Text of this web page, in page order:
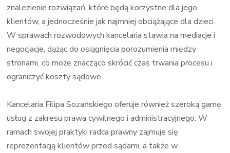
znalezienie rozwiązań, które będą korzystne dla jego
klientów, a jednocześnie jak najmniej obciążające dla dzieci.
W sprawach rozwodowych kancelaria stawia na mediacje i
negocjacje, dążąc do osiągnięcia porozumienia między
stronami, co może znacząco skrócić czas trwania procesu i
ograniczyć koszty sądowe.
Kancelaria Filipa Sozańskiego oferuje również szeroką gamę
usług z zakresu prawa cywilnego i administracyjnego. W
ramach swojej praktyki radca prawny zajmuje się
reprezentacją klientów przed sądami, a także w